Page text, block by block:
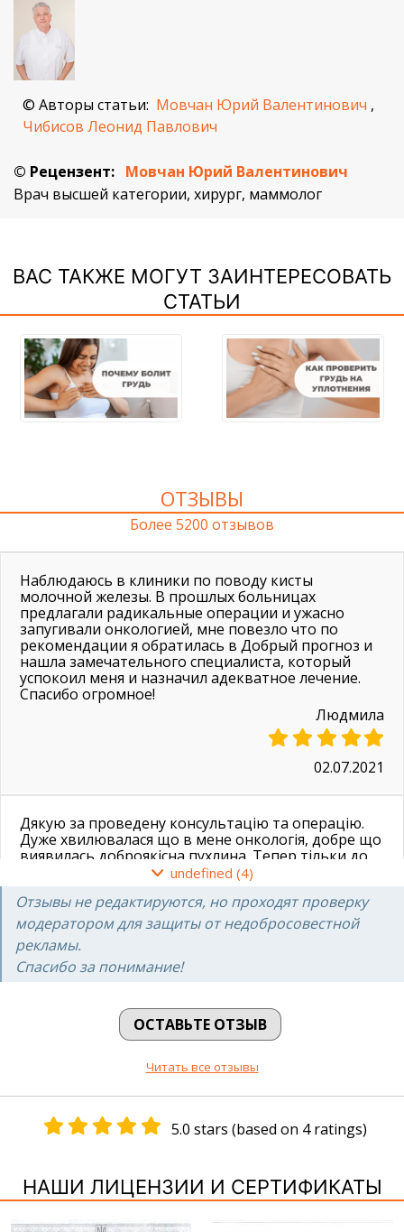
© Авторы статьи: Мовчан Юрий Валентинович ,
Чибисов Леонид Павлович
© Рецензент: Мовчан Юрий Валентинович
Врач высшей категории, хирург, маммолог
ВАС ТАКЖЕ МОГУТ ЗАИНТЕРЕСОВАТЬ
СТАТЬИ
ОТЗЫВЫ
Более 5200 отзывов
Наблюдаюсь в клиники по поводу кисты
молочной железы. В прошлых больницах
предлагали радикальные операции и ужасно
запугивали онкологией, мне повезло что по
рекомендации я обратилась в Добрый прогноз и
нашла замечательного специалиста, который
успокоил меня и назначил адекватное лечение.
Спасибо огромное!
Людмила
02.07.2021
Дякую за проведену консультацію та операцію.
Дуже хвилювалася що в мене онкологія, добре що
виявилась доброякісна пухлина. Тепер тільки до
Вас буду ходити на огляди.
по поводу кисты молочной железы. В прошлых
больницах предлагали радикальные операции и
по рекомендации я обратилась в Добрый прогноз
успокоил меня и назначил адекватное лечение.
Спасибо огромное!
Людмила
03.02.2020
undefined (4)
Отзывы не редактируются, но проходят проверку
модератором для защиты от недобросовестной
рекламы.
Спасибо за понимание!
ОСТАВЬТЕ ОТЗЫВ
Читать все отзывы
5.0 stars (based on 4 ratings)
НАШИ ЛИЦЕНЗИИ И СЕРТИФИКАТЫ